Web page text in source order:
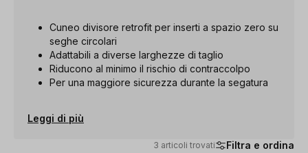
Cuneo divisore retrofit per inserti a spazio zero su
seghe circolari
Adattabili a diverse larghezze di taglio
Riducono al minimo il rischio di contraccolpo
Per una maggiore sicurezza durante la segatura
Leggi di più
3 articoli trovati Filtra e ordina